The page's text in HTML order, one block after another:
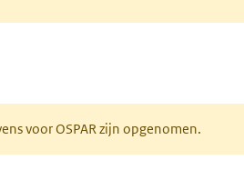
voor OSPAR zijn opgenomen.